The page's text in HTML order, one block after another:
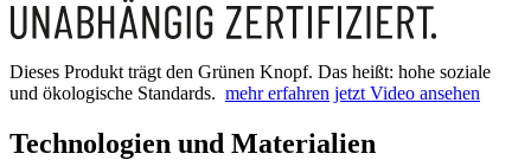
Dieses Produkt trägt den Grünen Knopf. Das heißt: hohe soziale
und ökologische Standards. mehr erfahren jetzt Video ansehen
Technologien und Materialien